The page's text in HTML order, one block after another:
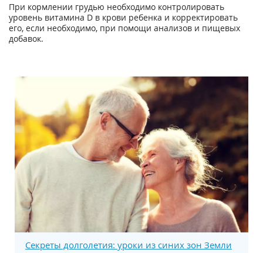
При кормлении грудью необходимо контролировать
уровень витамина D в крови ребенка и корректировать
его, если необходимо, при помощи анализов и пищевых
добавок.
Секреты долголетия: уроки из синих зон Земли